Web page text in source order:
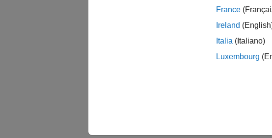
France
Ireland
Italia (Italiano)
Luxembourg